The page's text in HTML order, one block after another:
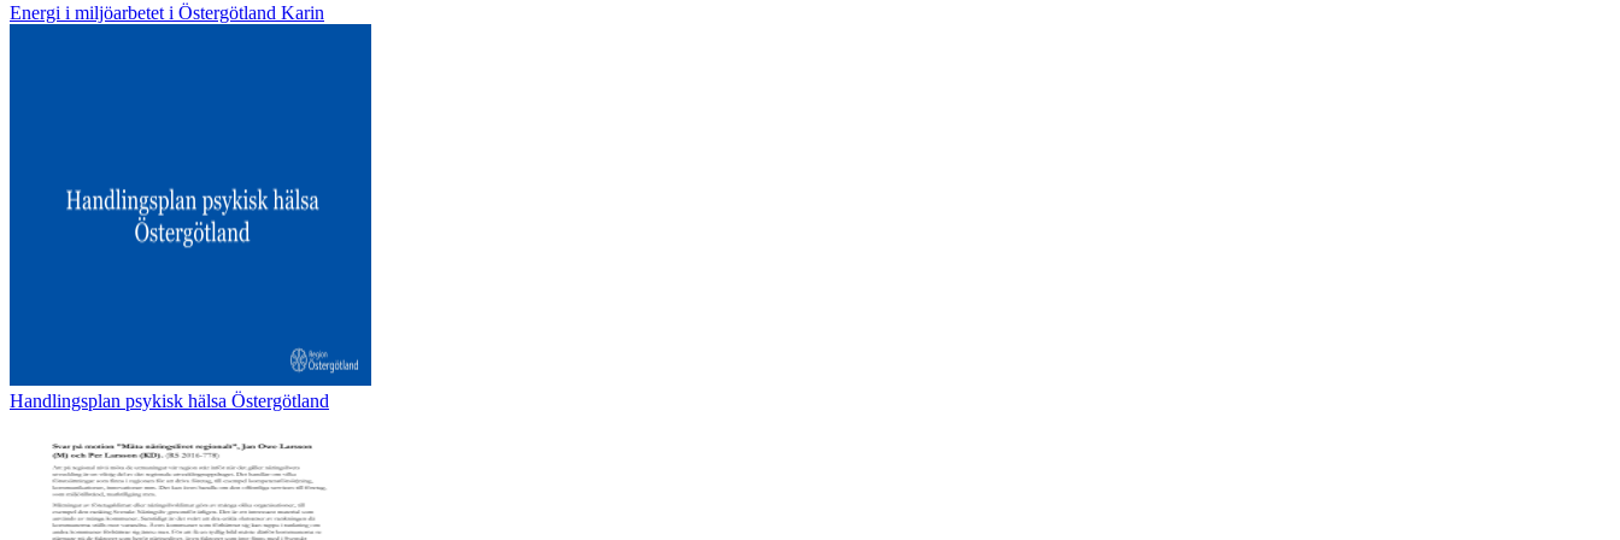
Energi i miljöarbetet i Östergötland Karin
Handlingsplan psykisk hälsa Östergötland